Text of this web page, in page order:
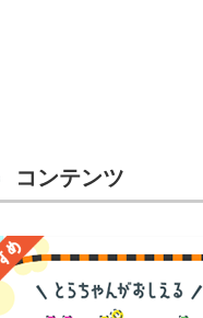
コンテンツ